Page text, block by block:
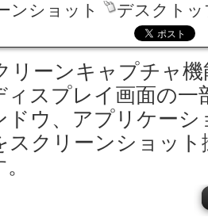
ンショット
デスクトッ
リーンキャプチャ機
ィスプレイ画面の一
ドウ、アプリケーシ
スクリーンショット